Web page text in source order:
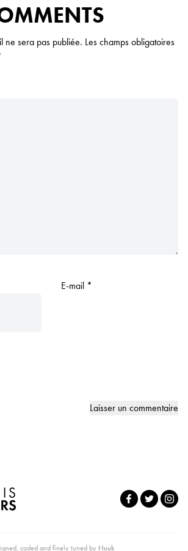
ne sera pas publiée. Les champs obligatoires
E-mail *
coded and finely tuned by Nuuk